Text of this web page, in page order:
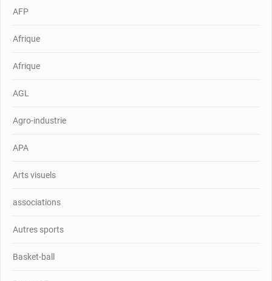
AFP
Afrique
Afrique
AGL
Agro-industrie
APA
Arts visuels
associations
Autres sports
Basket-ball